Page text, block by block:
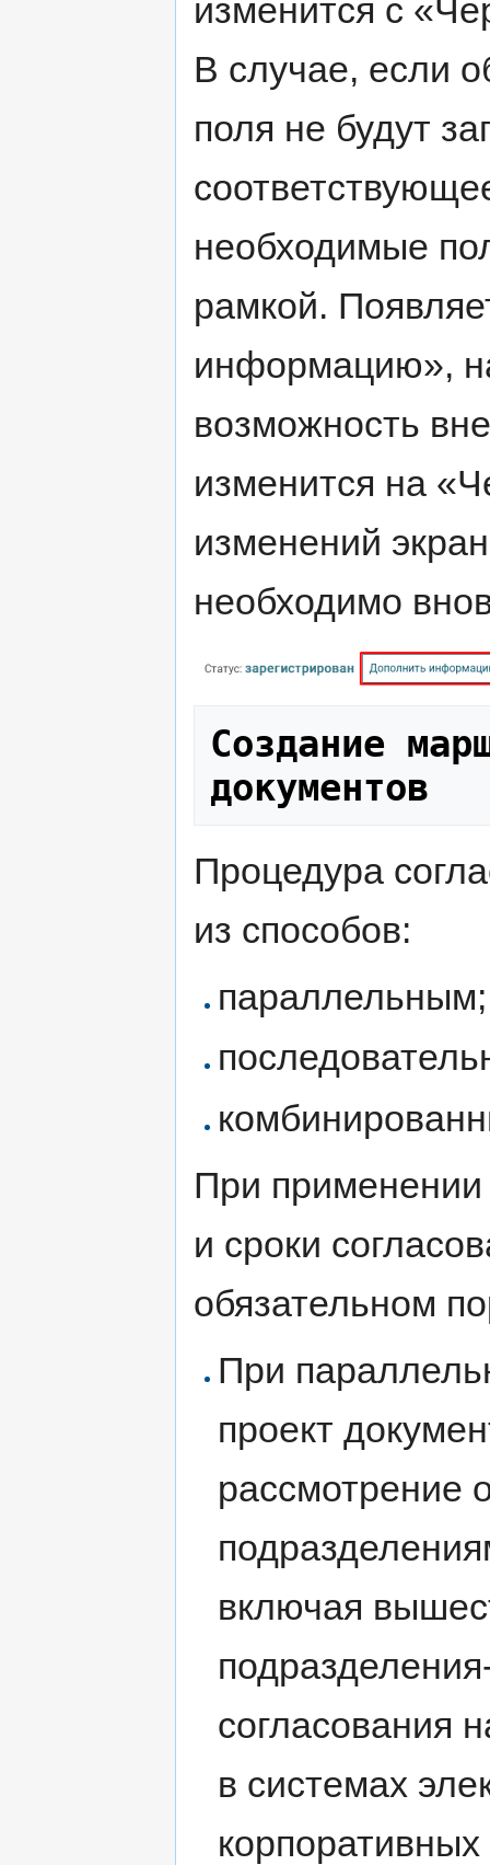
изменится с
В случае, если
поля не будут
необходимые
рамкой.
информацию»,
возможность
изменится на
изменений
необходимо
Создание
документов
Процедура
из способов:
параллельным;
При
и сроки
обязательном
При
проект
рассмотрение
включая
согласования
в системах